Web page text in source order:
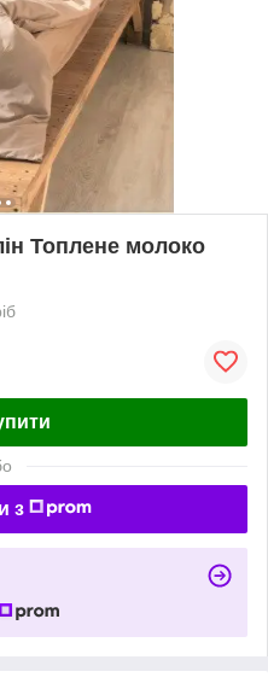
Топлене молоко
з